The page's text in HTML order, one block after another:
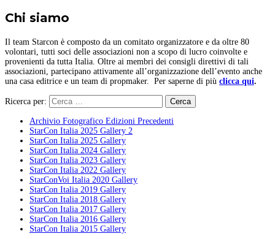
Chi siamo
Il team Starcon è composto da un comitato organizzatore e da oltre 80
volontari, tutti soci delle associazioni non a scopo di lucro coinvolte e
provenienti da tutta Italia. Oltre ai membri dei consigli direttivi di tali
associazioni, partecipano attivamente all’organizzazione dell’evento anche
una casa editrice e un team di propmaker. Per saperne di più clicca qui.
Ricerca per:
Archivio Fotografico Edizioni Precedenti
StarCon Italia 2025 Gallery 2
StarCon Italia 2025 Gallery
StarCon Italia 2024 Gallery
StarCon Italia 2023 Gallery
StarCon Italia 2022 Gallery
StarConVoi Italia 2020 Gallery
StarCon Italia 2019 Gallery
StarCon Italia 2018 Gallery
StarCon Italia 2017 Gallery
StarCon Italia 2016 Gallery
StarCon Italia 2015 Gallery